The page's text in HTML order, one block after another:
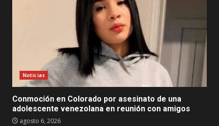
Noticias
Conmoción en Colorado por asesinato de una
adolescente venezolana en reunión con amigos
agosto 6, 2026